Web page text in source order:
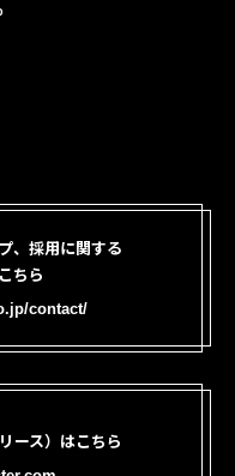
、採用に関する
ちら
contact/
ース）はこちら